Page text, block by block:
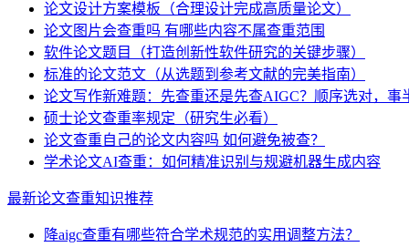
论文设计方案模板（合理设计完成高质量论文）
论文图片会查重吗 有哪些内容不属查重范围
软件论文题目（打造创新性软件研究的关键步骤）
标准的论文范文（从选题到参考文献的完美指南）
论文写作新难题：先查重还是先查AIGC？顺序选对，事
硕士论文查重率规定（研究生必看）
论文查重自己的论文内容吗 如何避免被查？
学术论文AI查重：如何精准识别与规避机器生成内容
最新论文查重知识推荐
降aigc查重有哪些符合学术规范的实用调整方法？